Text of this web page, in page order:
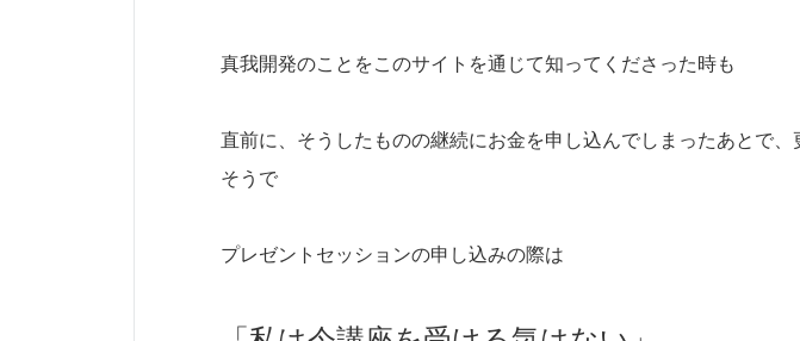
真我開発のことをこのサイトを通じて知ってくださった時も
直前に、そうしたものの継続にお金を申し込んでしまったあとで
そうで
プレゼントセッションの申し込みの際は